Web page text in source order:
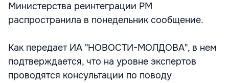
Министерства реинтеграции РМ
распространила в понедельник сообщение.
Как передает ИА "НОВОСТИ-МОЛДОВА", в нем
подтверждается, что на уровне экспертов
проводятся консультации по поводу